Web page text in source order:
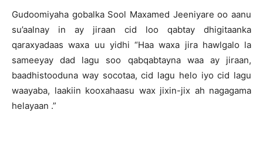
Gudoomiyaha gobalka Sool Maxamed Jeeniyare oo aanu
su’aalnay in ay jiraan cid loo qabtay dhigitaanka
qaraxyadaas waxa uu yidhi “Haa waxa jira hawlgalo la
sameeyay dad lagu soo qabqabtayna waa ay jiraan,
baadhistooduna way socotaa, cid lagu helo iyo cid lagu
waayaba, laakiin kooxahaasu wax jixin-jix ah nagagama
helayaan .”